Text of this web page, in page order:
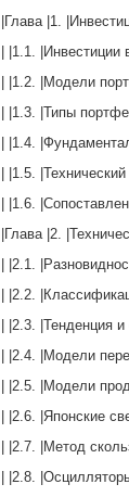
|Глава |1.
| |1.1.
| |1.2. |Модели
| |1.3. |Типы
| |1.4.
| |1.5. |Технический
| |1.6.
|Глава |2.
| |2.1.
| |2.2.
| |2.3. |Тенденция
| |2.4. |Модели
| |2.5. |Модели
| |2.6. |Японские
| |2.7. |Метод
| |2.8.